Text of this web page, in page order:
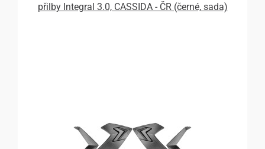
přilby Integral 3.0, CASSIDA - ČR (černé, sada)